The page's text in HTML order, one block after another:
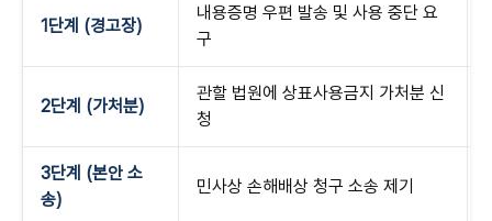
1단계 (경고장)
내용증명 우편 발송 및 사용 중단 요
구
2단계 (가처분)
관할 법원에 상표사용금지 가처분 신
청
3단계 (본안 소
송)
민사상 손해배상 청구 소송 제기